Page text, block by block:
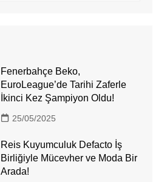
Fenerbahçe Beko,
EuroLeague’de Tarihi Zaferle
İkinci Kez Şampiyon Oldu!
25/05/2025
Reis Kuyumculuk Defacto İş
Birliğiyle Mücevher ve Moda Bir
Arada!